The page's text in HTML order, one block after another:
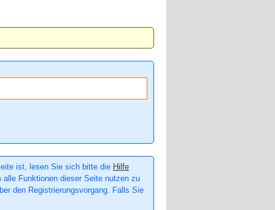
ist, lesen Sie sich bitte die Hilfe
Funktionen dieser Seite nutzen zu
den Registrierungsvorgang. Falls Sie